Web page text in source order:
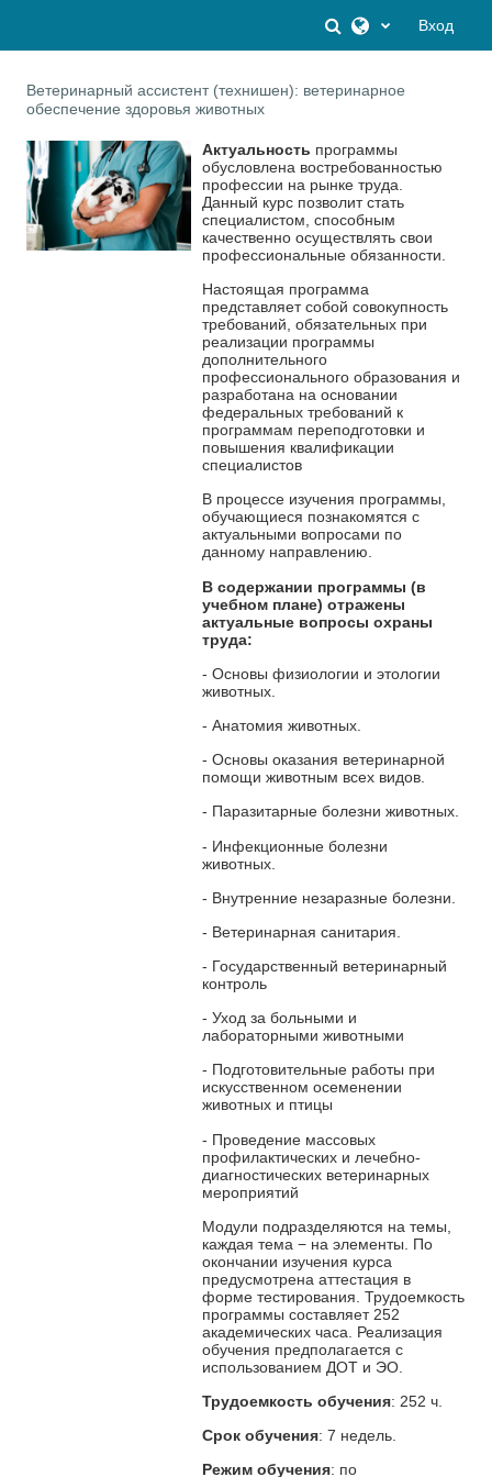
ИзменитьВход
Ветеринарный ассистент (технишен): ветеринарное
обеспечение здоровья животных
Актуальность программы
обусловлена востребованностью
профессии на рынке труда.
Данный курс позволит стать
специалистом, способным
качественно осуществлять свои
профессиональные обязанности.
Настоящая программа
представляет собой совокупность
требований, обязательных при
реализации программы
дополнительного
профессионального образования и
разработана на основании
федеральных требований к
программам переподготовки и
повышения квалификации
специалистов
В процессе изучения программы,
обучающиеся познакомятся с
актуальными вопросами по
данному направлению.
В содержании программы (в
учебном плане) отражены
актуальные вопросы охраны
труда:
- Основы физиологии и этологии
животных.
- Анатомия животных.
- Основы оказания ветеринарной
помощи животным всех видов.
- Паразитарные болезни животных.
- Инфекционные болезни
животных.
- Внутренние незаразные болезни.
- Ветеринарная санитария.
- Государственный ветеринарный
контроль
- Уход за больными и
лабораторными животными
- Подготовительные работы при
искусственном осеменении
животных и птицы
- Проведение массовых
профилактических и лечебно-
диагностических ветеринарных
мероприятий
Модули подразделяются на темы,
каждая тема − на элементы. По
окончании изучения курса
предусмотрена аттестация в
форме тестирования. Трудоемкость
программы составляет 252
академических часа. Реализация
обучения предполагается с
использованием ДОТ и ЭО.
Трудоемкость обучения: 252 ч.
Срок обучения: 7 недель.
Режим обучения: по